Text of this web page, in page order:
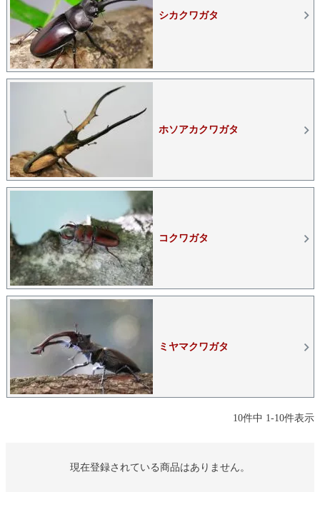
シカクワガタ
ホソアカクワガタ
コクワガタ
ミヤマクワガタ
10件中 1-10件表示
現在登録されている商品はありません。